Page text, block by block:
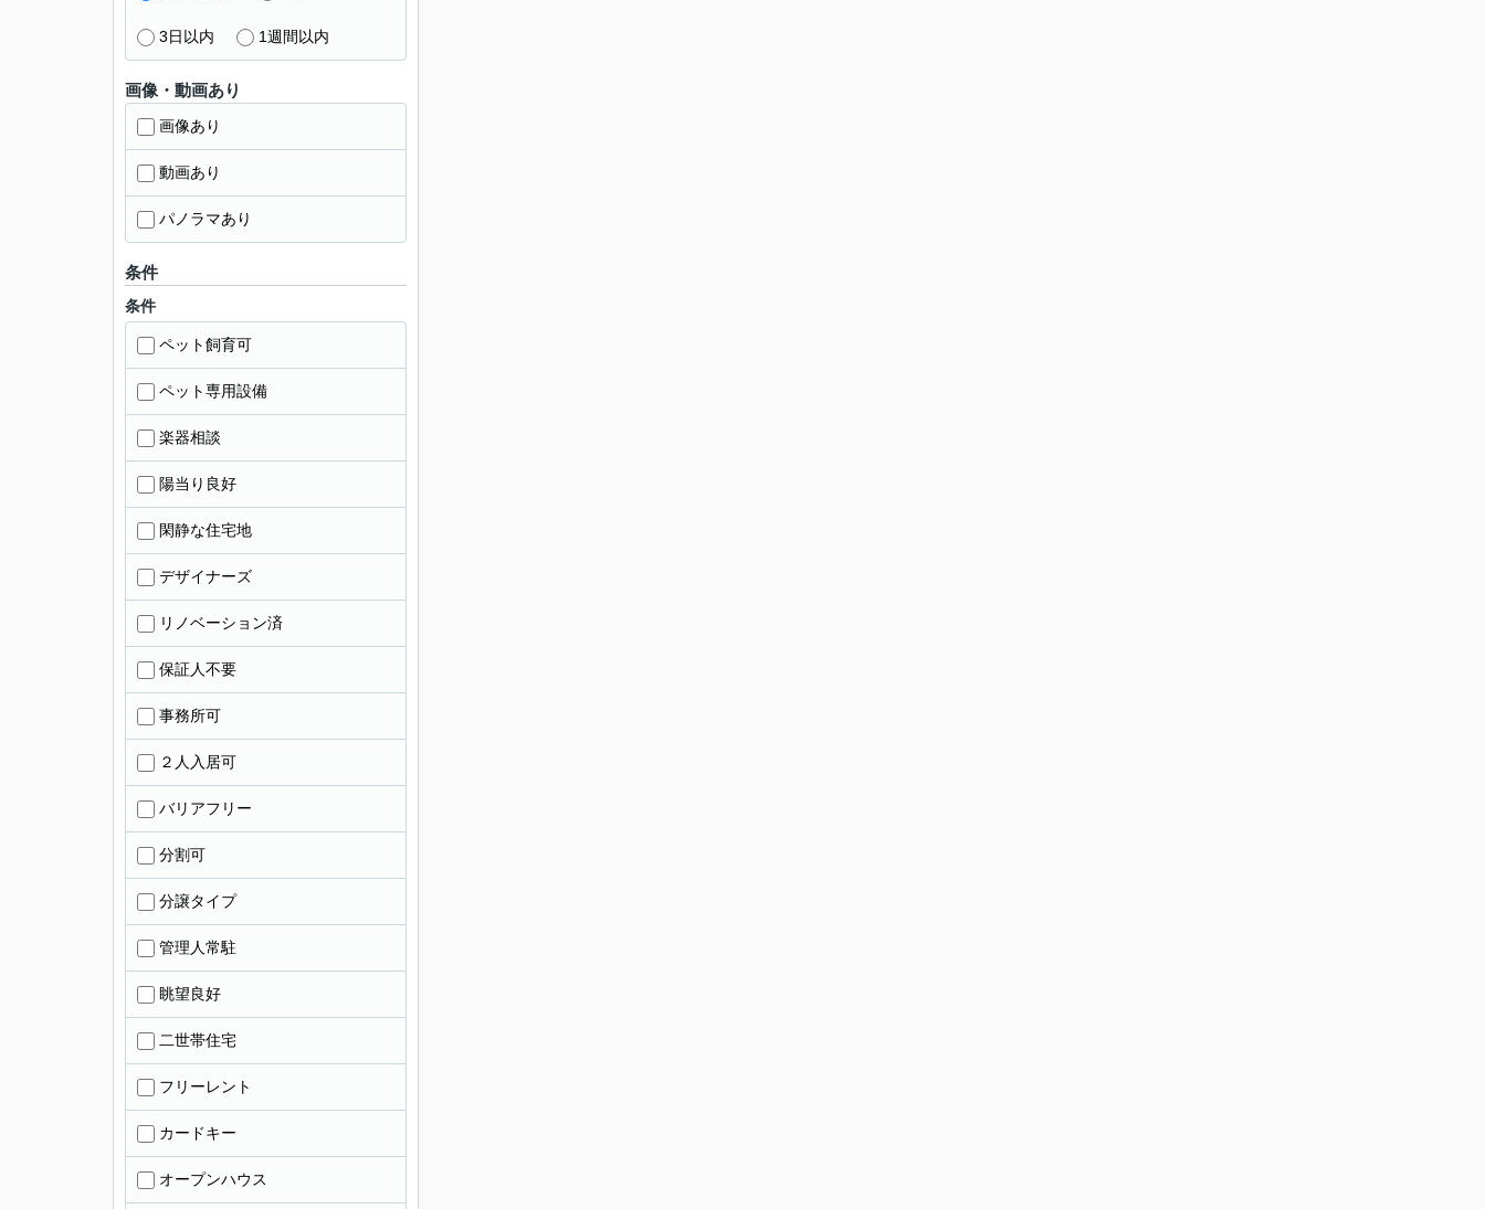
3日以内 1週間以内
画像・動画あり
画像あり
動画あり
パノラマあり
条件
条件
ペット飼育可
ペット専用設備
楽器相談
陽当り良好
閑静な住宅地
デザイナーズ
リノベーション済
保証人不要
事務所可
２人入居可
バリアフリー
分割可
分譲タイプ
管理人常駐
眺望良好
二世帯住宅
フリーレント
カードキー
オープンハウス